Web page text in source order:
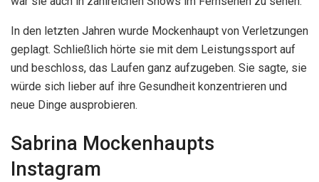
In den letzten Jahren wurde Mockenhaupt von Verletzungen
geplagt. Schließlich hörte sie mit dem Leistungssport auf
und beschloss, das Laufen ganz aufzugeben. Sie sagte, sie
würde sich lieber auf ihre Gesundheit konzentrieren und
neue Dinge ausprobieren.
Sabrina Mockenhaupts
Instagram